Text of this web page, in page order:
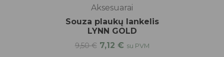
Aksesuarai
Souza plaukų lankelis
LYNN GOLD
9,50€ 7,12 € su PVM